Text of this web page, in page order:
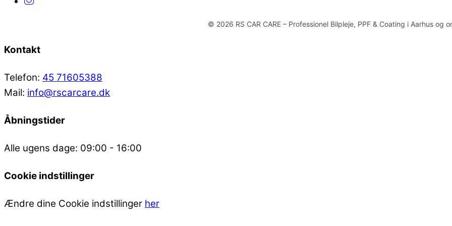
© 2026 RS CAR CARE – Professionel Bilpleje, PPF & Coating i Aarhus og
Kontakt
Telefon: 45 71605388
Mail: info@rscarcare.dk
Åbningstider
Alle ugens dage: 09:00 - 16:00
Cookie indstillinger
Ændre dine Cookie indstillinger her